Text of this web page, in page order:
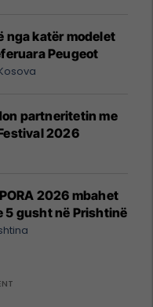
nga katër modelet
Peugeot
partneritetin me
2026
2026 mbahet
5 gusht në Prishtinë